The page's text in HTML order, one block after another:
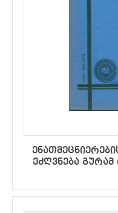
ეძღვნება